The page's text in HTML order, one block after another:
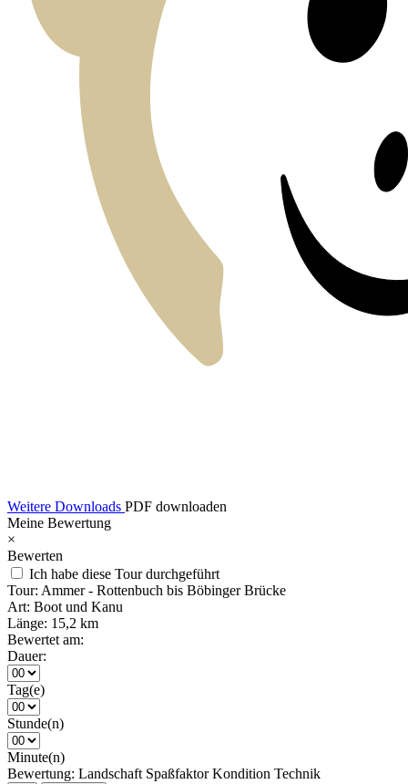
Weitere Downloads PDF downloaden
Meine Bewertung
×
Bewerten
Ich habe diese Tour durchgeführt
Tour: Ammer - Rottenbuch bis Böbinger Brücke
Art: Boot und Kanu
Länge: 15,2 km
Bewertet am:
Dauer:
Tag(e)
Stunde(n)
Minute(n)
Bewertung: Landschaft Spaßfaktor Kondition Technik